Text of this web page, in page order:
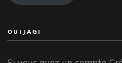
OUIJAGI